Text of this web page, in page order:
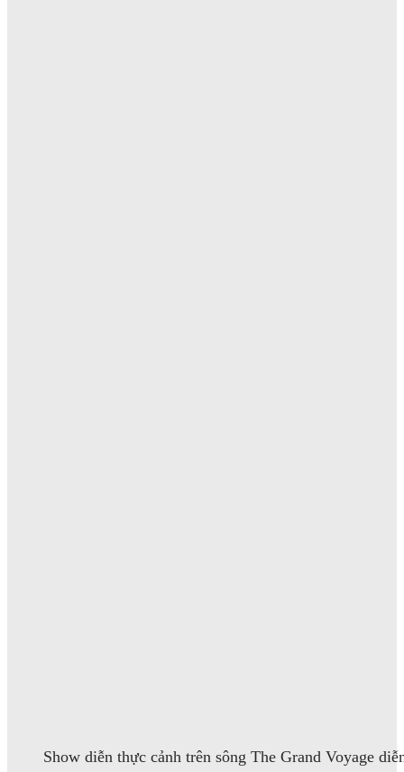
Show diễn thực cảnh trên sông The Grand Voyage